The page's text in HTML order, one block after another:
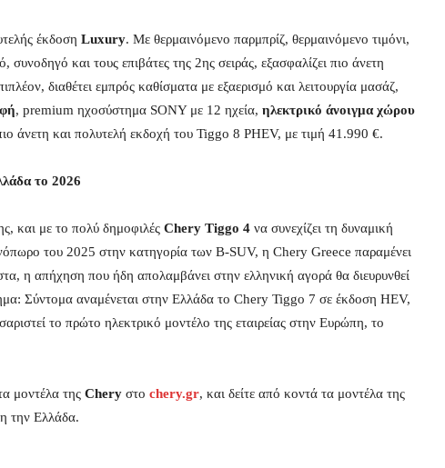
έκδοση Luxury. Με θερμαινόμενο παρμπρίζ, θερμαινόμενο τιμόνι,
συνοδηγό και τους επιβάτες της 2ης σειράς, εξασφαλίζει πιο άνετη
διαθέτει εμπρός καθίσματα με εξαερισμό και λειτουργία μασάζ,
, premium ηχοσύστημα SONY με 12 ηχεία, ηλεκτρικό άνοιγμα χώρου
άνετη και πολυτελή εκδοχή του Tiggo 8 PHEV, με τιμή 41.990 €.
το 2026
και με το πολύ δημοφιλές Chery Tiggo 4 να συνεχίζει τη δυναμική
του 2025 στην κατηγορία των B-SUV, η Chery Greece παραμένει
η απήχηση που ήδη απολαμβάνει στην ελληνική αγορά θα διευρυνθεί
Σύντομα αναμένεται στην Ελλάδα το Chery Tiggo 7 σε έκδοση HEV,
το πρώτο ηλεκτρικό μοντέλο της εταιρείας στην Ευρώπη, το
μοντέλα της Chery στο chery.gr, και δείτε από κοντά τα μοντέλα της
την Ελλάδα.